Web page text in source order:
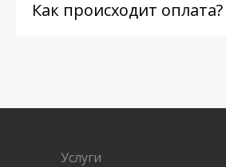
Как происходит оплата?
Услуги